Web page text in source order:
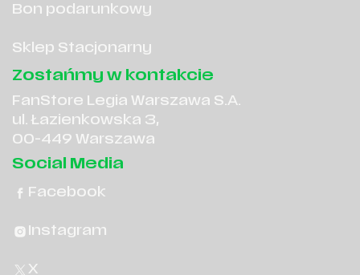
Bon podarunkowy
Sklep Stacjonarny
Zostańmy w kontakcie
FanStore Legia Warszawa S.A.
ul. Łazienkowska 3,
00-449 Warszawa
Social Media
Facebook
Instagram
X